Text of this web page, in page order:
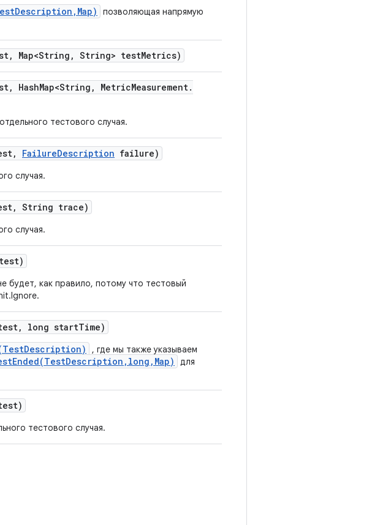
позволяющая напрямую
, Map<String , String> testMetrics)
, HashMap<String , MetricMeasurement.
тестового случая.
, FailureDescription failure)
случая.
, String trace)
случая.
test)
будет, как правило, потому что тестовый
, long startTime)
, где мы также указываем
для
тестового случая.